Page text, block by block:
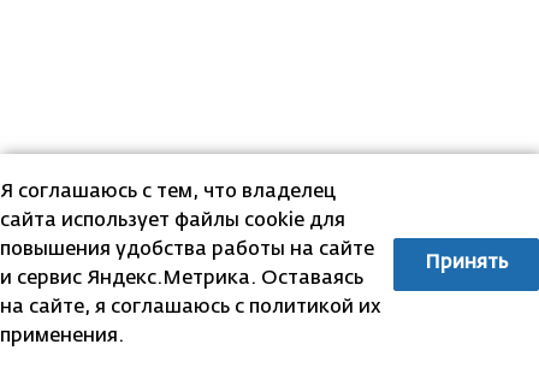
Я соглашаюсь с тем, что владелец
сайта использует файлы cookie для
повышения удобства работы на сайте
и сервис Яндекс.Метрика. Оставаясь
на сайте, я соглашаюсь с политикой их
применения.
Принять